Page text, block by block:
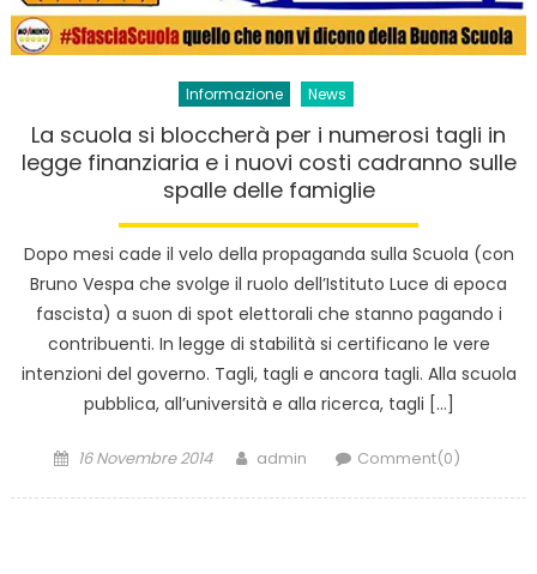
Informazione News
La scuola si bloccherà per i numerosi tagli in
legge finanziaria e i nuovi costi cadranno sulle
spalle delle famiglie
Dopo mesi cade il velo della propaganda sulla Scuola (con
Bruno Vespa che svolge il ruolo dell’Istituto Luce di epoca
fascista) a suon di spot elettorali che stanno pagando i
contribuenti. In legge di stabilità si certificano le vere
intenzioni del governo. Tagli, tagli e ancora tagli. Alla scuola
pubblica, all’università e alla ricerca, tagli […]
Posted
16 Novembre 2014 Author
admin Comment(0)